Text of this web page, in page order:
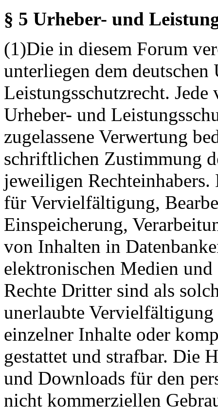
§ 5 Urheber- und
(1)Die in diesem Forum
unterliegen dem deutschen
Leistungsschutzrecht. Jede
Urheber- und
zugelassene Verwertung
schriftlichen Zustimmung
jeweiligen
für Vervielfältigung,
Einspeicherung,
von Inhalten in
elektronischen Medien
Rechte Dritter sind als
unerlaubte Vervielfältigung
einzelner Inhalte oder
gestattet und strafbar. Die
und Downloads für den
nicht kommerziellen